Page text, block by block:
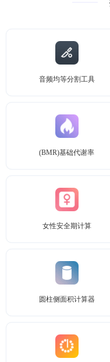
音频均等分割工具
(BMR)基础代谢率
女性安全期计算
圆柱侧面积计算器